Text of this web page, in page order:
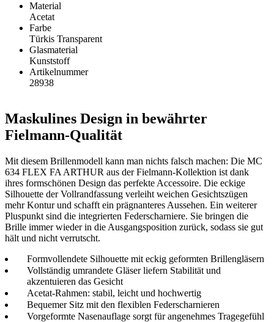
Material
Acetat
Farbe
Türkis Transparent
Glasmaterial
Kunststoff
Artikelnummer
28938
Maskulines Design in bewährter
Fielmann-Qualität
Mit diesem Brillenmodell kann man nichts falsch machen: Die MC
634 FLEX FA ARTHUR aus der Fielmann-Kollektion ist dank
ihres formschönen Design das perfekte Accessoire. Die eckige
Silhouette der Vollrandfassung verleiht weichen Gesichtszügen
mehr Kontur und schafft ein prägnanteres Aussehen. Ein weiterer
Pluspunkt sind die integrierten Federscharniere. Sie bringen die
Brille immer wieder in die Ausgangsposition zurück, sodass sie gut
hält und nicht verrutscht.
Formvollendete Silhouette mit eckig geformten Brillengläsern
Vollständig umrandete Gläser liefern Stabilität und
akzentuieren das Gesicht
Acetat-Rahmen: stabil, leicht und hochwertig
Bequemer Sitz mit den flexiblen Federscharnieren
Vorgeformte Nasenauflage sorgt für angenehmes Tragegefühl